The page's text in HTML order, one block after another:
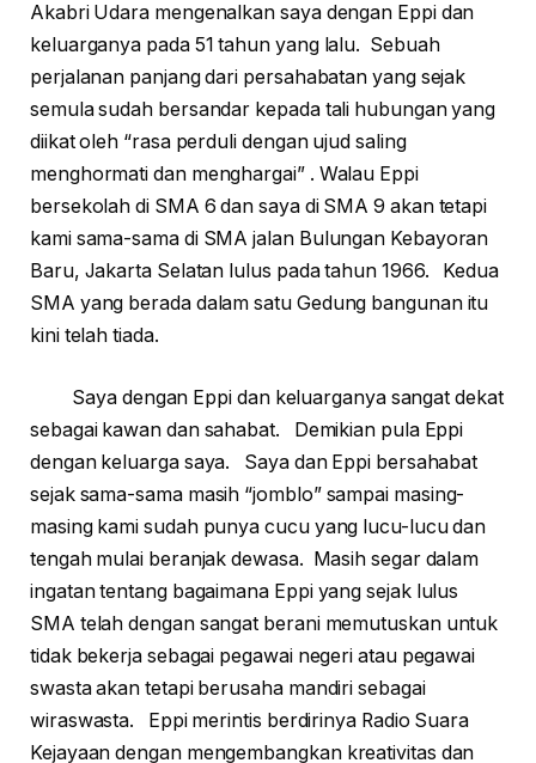
Akabri Udara mengenalkan saya dengan Eppi dan
keluarganya pada 51 tahun yang lalu. Sebuah
perjalanan panjang dari persahabatan yang sejak
semula sudah bersandar kepada tali hubungan yang
diikat oleh “rasa perduli dengan ujud saling
menghormati dan menghargai” . Walau Eppi
bersekolah di SMA 6 dan saya di SMA 9 akan tetapi
kami sama-sama di SMA jalan Bulungan Kebayoran
Baru, Jakarta Selatan lulus pada tahun 1966. Kedua
SMA yang berada dalam satu Gedung bangunan itu
kini telah tiada.
Saya dengan Eppi dan keluarganya sangat dekat
sebagai kawan dan sahabat. Demikian pula Eppi
dengan keluarga saya. Saya dan Eppi bersahabat
sejak sama-sama masih “jomblo” sampai masing-
masing kami sudah punya cucu yang lucu-lucu dan
tengah mulai beranjak dewasa. Masih segar dalam
ingatan tentang bagaimana Eppi yang sejak lulus
SMA telah dengan sangat berani memutuskan untuk
tidak bekerja sebagai pegawai negeri atau pegawai
swasta akan tetapi berusaha mandiri sebagai
wiraswasta. Eppi merintis berdirinya Radio Suara
Kejayaan dengan mengembangkan kreativitas dan